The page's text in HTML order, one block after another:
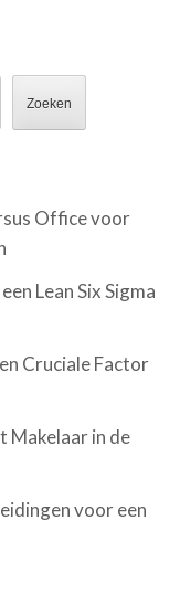
Zoeken
Office voor
Lean Six Sigma
Cruciale Factor
Makelaar in de
voor een